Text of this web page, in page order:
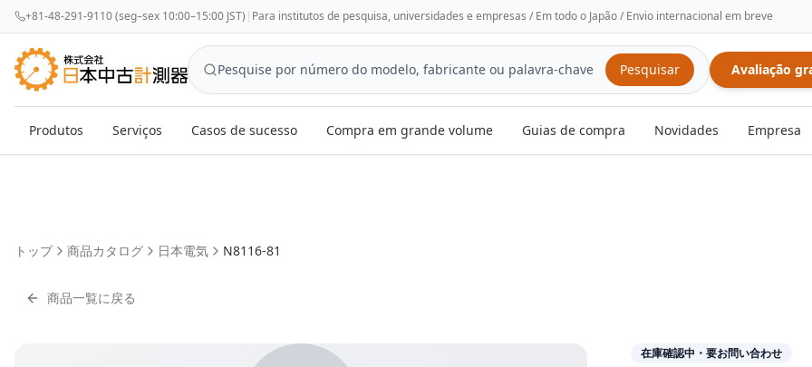
+81-48-291-9110 (seg–sex 10:00–15:00 JST) | Para institutos de pesquisa, universidades e empresas / Em todo o Japão / Envio internacional em breve
Pesquisar Avaliação
Produtos Serviços Casos de sucesso Compra em grande volume Guias de compra Novidades Empresa
トップ 商品カタログ 日本電気 N8116-81
商品一覧に戻る
在庫確認中・要お問い合わせ